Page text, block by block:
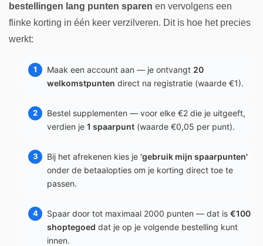
bestellingen lang punten sparen en vervolgens een
flinke korting in één keer verzilveren. Dit is hoe het precies
werkt:
Maak een account aan — je ontvangt 20
welkomstpunten direct na registratie (waarde €1).
Bestel supplementen — voor elke €2 die je uitgeeft,
verdien je 1 spaarpunt (waarde €0,05 per punt).
Bij het afrekenen kies je 'gebruik mijn spaarpunten'
onder de betaalopties om je korting direct toe te
passen.
Spaar door tot maximaal 2000 punten — dat is €100
shoptegoed dat je op je volgende bestelling kunt
innen.